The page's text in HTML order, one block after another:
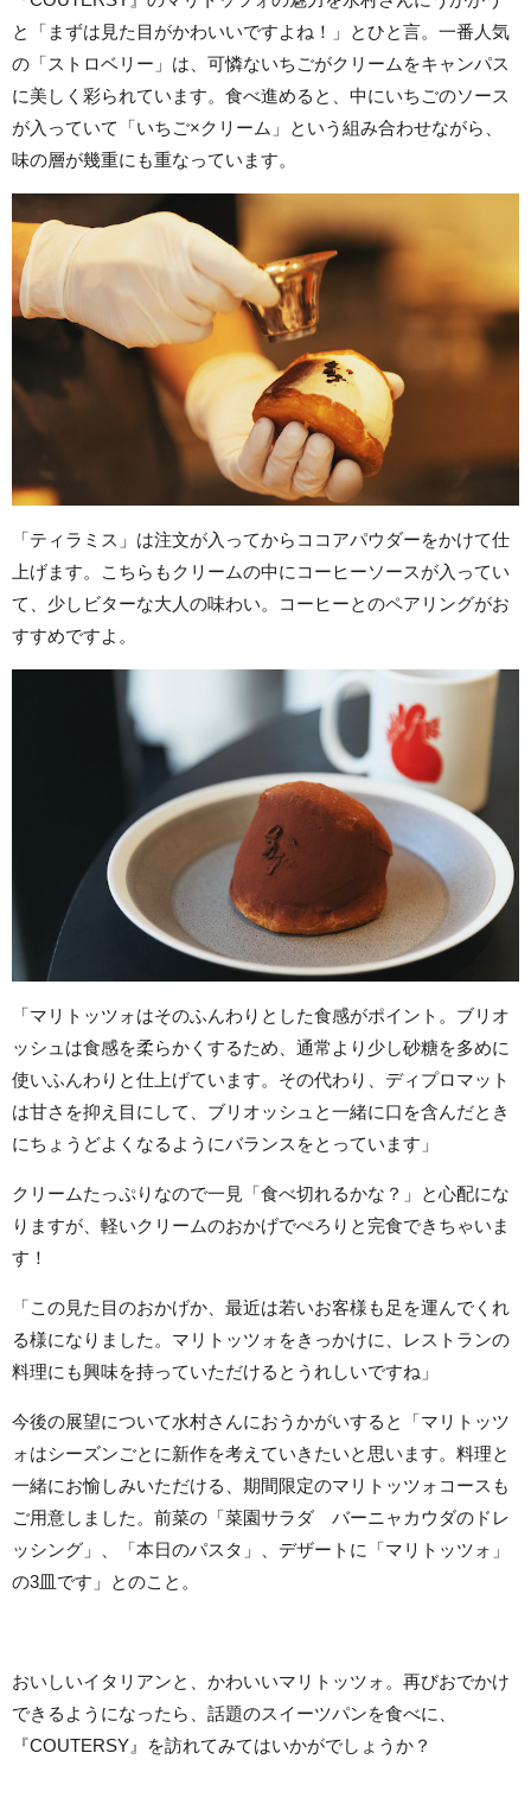
と「まずは見た目がかわいいですよね！」とひと言。一番人気
の「ストロベリー」は、可憐ないちごがクリームをキャンパス
に美しく彩られています。食べ進めると、中にいちごのソース
が入っていて「いちご×クリーム」という組み合わせながら、
味の層が幾重にも重なっています。
「ティラミス」は注文が入ってからココアパウダーをかけて仕
上げます。こちらもクリームの中にコーヒーソースが入ってい
て、少しビターな大人の味わい。コーヒーとのペアリングがお
すすめですよ。
「マリトッツォはそのふんわりとした食感がポイント。ブリオ
ッシュは食感を柔らかくするため、通常より少し砂糖を多めに
使いふんわりと仕上げています。その代わり、ディプロマット
は甘さを抑え目にして、ブリオッシュと一緒に口を含んだとき
にちょうどよくなるようにバランスをとっています」
クリームたっぷりなので一見「食べ切れるかな？」と心配にな
りますが、軽いクリームのおかげでぺろりと完食できちゃいま
す！
「この見た目のおかげか、最近は若いお客様も足を運んでくれ
る様になりました。マリトッツォをきっかけに、レストランの
料理にも興味を持っていただけるとうれしいですね」
今後の展望について水村さんにおうかがいすると「マリトッツ
ォはシーズンごとに新作を考えていきたいと思います。料理と
一緒にお愉しみいただける、期間限定のマリトッツォコースも
ご用意しました。前菜の「菜園サラダ バーニャカウダのドレ
ッシング」、「本日のパスタ」、デザートに「マリトッツォ」
の3皿です」とのこと。
おいしいイタリアンと、かわいいマリトッツォ。再びおでかけ
できるようになったら、話題のスイーツパンを食べに、
『COUTERSY』を訪れてみてはいかがでしょうか？